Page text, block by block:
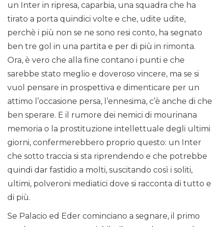
un Inter in ripresa, caparbia, una squadra che ha
tirato a porta quindici volte e che, udite udite,
perchè i più non se ne sono resi conto, ha segnato
ben tre gol in una partita e per di più in rimonta.
Ora, è vero che alla fine contano i punti e che
sarebbe stato meglio e doveroso vincere, ma se si
vuol pensare in prospettiva e dimenticare per un
attimo l’occasione persa, l’ennesima, c’è anche di che
ben sperare. E il rumore dei nemici di mourinana
memoria o la prostituzione intellettuale degli ultimi
giorni, confermerebbero proprio questo: un Inter
che sotto traccia si sta riprendendo e che potrebbe
quindi dar fastidio a molti, suscitando così i soliti,
ultimi, polveroni mediatici dove si racconta di tutto e
di più.
Se Palacio ed Eder cominciano a segnare, il primo